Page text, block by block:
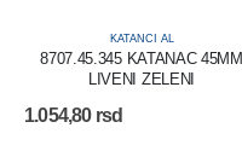
KATANCI AL
8707.45.345 KATANAC 45MM
LIVENI ZELENI
1.054,80 rsd